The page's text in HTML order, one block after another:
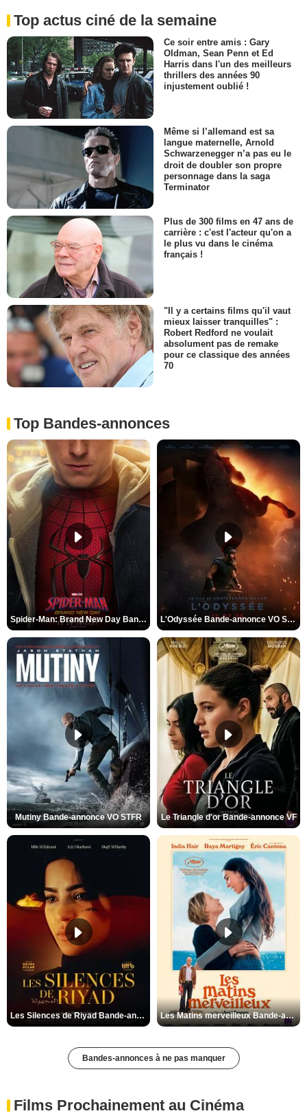
Top actus ciné de la semaine
Ce soir entre amis : Gary
Oldman, Sean Penn et Ed
Harris dans l'un des meilleurs
thrillers des années 90
injustement oublié !
Même si l’allemand est sa
langue maternelle, Arnold
Schwarzenegger n’a pas eu le
droit de doubler son propre
personnage dans la saga
Terminator
Plus de 300 films en 47 ans de
carrière : c'est l'acteur qu'on a
le plus vu dans le cinéma
français !
"Il y a certains films qu'il vaut
mieux laisser tranquilles" :
Robert Redford ne voulait
absolument pas de remake
pour ce classique des années
70
Top Bandes-annonces
Spider-Man: Brand New Day Bande-annonce VO STFR L'Odyssée Bande-annonce VO STFR
Mutiny Bande-annonce VO STFR Le Triangle d'or Bande-annonce VF
Les Silences de Riyad Bande-annonce VO STFR Les Matins merveilleux Bande-annonce VF
Bandes-annonces à ne pas manquer
Films Prochainement au Cinéma